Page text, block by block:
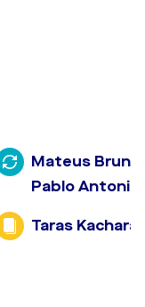
Mateus
Pablo
Taras